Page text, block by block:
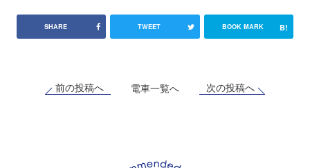
SHARE TWEET BOOK MARK B!
前の投稿へ 電車一覧へ 次の投稿へ